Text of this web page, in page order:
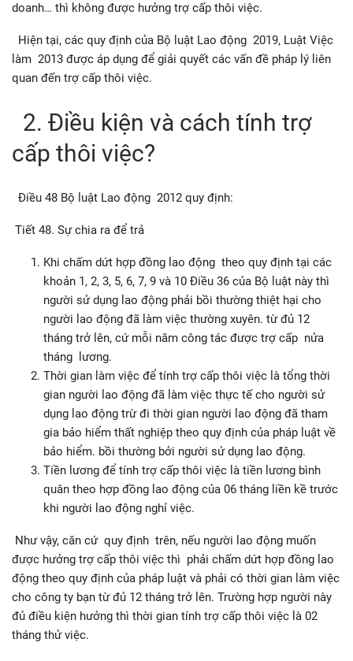
doanh… thì không được hưởng trợ cấp thôi việc.
Hiện tại, các quy định của Bộ luật Lao động 2019, Luật Việc
làm 2013 được áp dụng để giải quyết các vấn đề pháp lý liên
quan đến trợ cấp thôi việc.
2. Điều kiện và cách tính trợ
cấp thôi việc?
Điều 48 Bộ luật Lao động 2012 quy định:
Tiết 48. Sự chia ra để trả
Khi chấm dứt hợp đồng lao động theo quy định tại các
khoản 1, 2, 3, 5, 6, 7, 9 và 10 Điều 36 của Bộ luật này thì
người sử dụng lao động phải bồi thường thiệt hại cho
người lao động đã làm việc thường xuyên. từ đủ 12
tháng trở lên, cứ mỗi năm công tác được trợ cấp nửa
tháng lương.
Thời gian làm việc để tính trợ cấp thôi việc là tổng thời
gian người lao động đã làm việc thực tế cho người sử
dụng lao động trừ đi thời gian người lao động đã tham
gia bảo hiểm thất nghiệp theo quy định của pháp luật về
bảo hiểm. bồi thường bởi người sử dụng lao động.
Tiền lương để tính trợ cấp thôi việc là tiền lương bình
quân theo hợp đồng lao động của 06 tháng liền kề trước
khi người lao động nghỉ việc.
Như vậy, căn cứ quy định trên, nếu người lao động muốn
được hưởng trợ cấp thôi việc thì phải chấm dứt hợp đồng lao
động theo quy định của pháp luật và phải có thời gian làm việc
cho công ty bạn từ đủ 12 tháng trở lên. Trường hợp người này
đủ điều kiện hưởng thì thời gian tính trợ cấp thôi việc là 02
tháng thử việc.